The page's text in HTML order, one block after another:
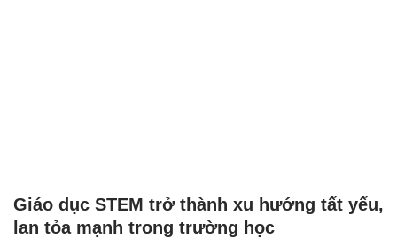
Giáo dục STEM trở thành xu hướng tất yếu,
lan tỏa mạnh trong trường học